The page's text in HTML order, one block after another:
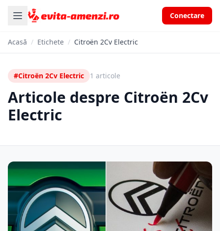
Conectare
Acasă / Etichete / Citroën 2Cv Electric
#Citroën 2Cv Electric 1 articole
Articole despre Citroën 2Cv
Electric